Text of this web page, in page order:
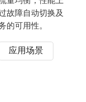
故障自动切换及
的可用性。
应用场景